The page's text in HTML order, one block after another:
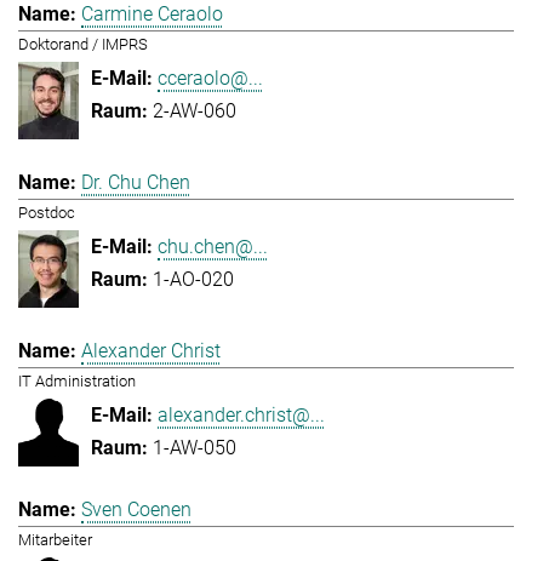
Carmine Ceraolo
Doktorand / IMPRS
cceraolo@...
2-AW-060
Dr. Chu Chen
Postdoc
chu.chen@...
1-AO-020
Alexander Christ
IT Administration
alexander.christ@...
1-AW-050
Sven Coenen
Mitarbeiter